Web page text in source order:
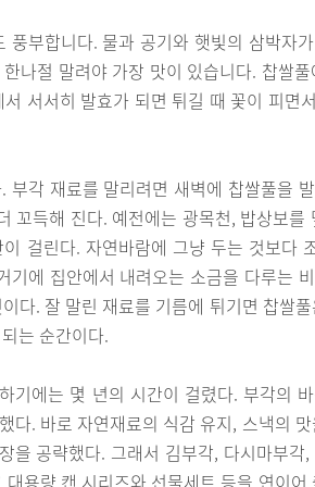
부합니다. 물과 공기와 햇빛의 삼박자
나절 말려야 가장 맛이 있습니다. 찹쌀
서서히 발효가 되면 튀길 때 꽃이 피면
각 재료를 말리려면 새벽에 찹쌀풀을
꼬득해 진다. 예전에는 광목천, 밥상보를
걸린다. 자연바람에 그냥 두는 것보다
에 집안에서 내려오는 소금을 다루는
다. 잘 말린 재료를 기름에 튀기면 찹쌀
는 순간이다.
기에는 몇 년의 시간이 걸렸다. 부각의
다. 바로 자연재료의 식감 유지, 스낵의
을 공략했다. 그래서 김부각, 다시마부각
용량 캔 시리즈와 선물세트 등을 연이어